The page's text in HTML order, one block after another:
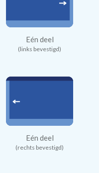
Eén deel
(links bevestigd)
Eén deel
(rechts bevestigd)